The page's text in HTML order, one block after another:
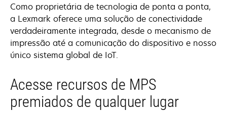
Como proprietária de tecnologia de ponta a ponta,
a Lexmark oferece uma solução de conectividade
verdadeiramente integrada, desde o mecanismo de
impressão até a comunicação do dispositivo e nosso
único sistema global de IoT.
Acesse recursos de MPS
premiados de qualquer lugar